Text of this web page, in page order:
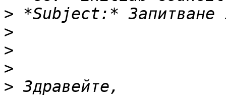
>
>
>
>
>